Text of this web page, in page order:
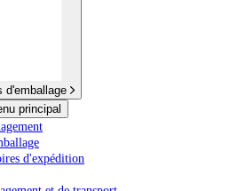
d'emballage
principal
d'expédition